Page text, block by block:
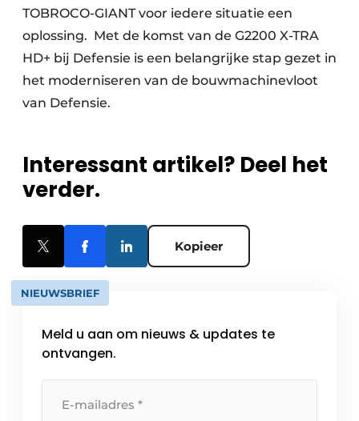
TOBROCO-GIANT voor iedere situatie een
oplossing. Met de komst van de G2200 X-TRA
HD+ bij Defensie is een belangrijke stap gezet in
het moderniseren van de bouwmachinevloot
van Defensie.
Interessant artikel? Deel het
verder.
Kopieer
NIEUWSBRIEF
Meld u aan om nieuws & updates te
ontvangen.